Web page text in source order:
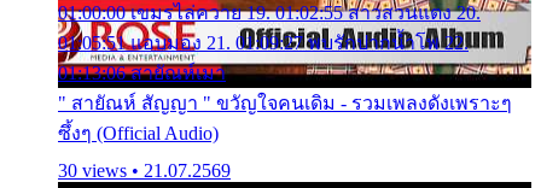
01:00:00 เขมรไล่ควาย 19. 01:02:55 สาวสวนแตง 20.
01:05:51 แอบมอง 21. 01:09:27 พบรักปากน้ำโพ 22.
01:13:06 สายัณห์เมา
" สายัณห์ สัญญา " ขวัญใจคนเดิม - รวมเพลงดังเพราะๆ
ซึ้งๆ (Official Audio)
30 views • 21.07.2569